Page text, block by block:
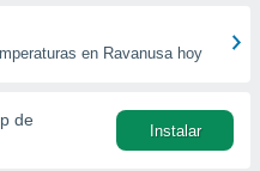
en Ravanusa hoy
de
Instalar